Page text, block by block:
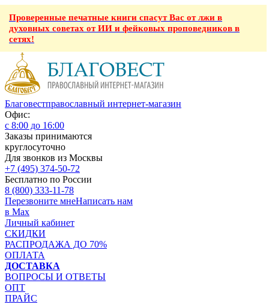
Проверенные печатные книги спасут Вас от лжи в
духовных советах от ИИ и фейковых проповедников в
сетях!
Благовестправославный интернет-магазин
Офис:
с 8:00 до 16:00
Заказы принимаются
круглосуточно
Для звонков из Москвы
+7 (495) 374-50-72
Бесплатно по России
8 (800) 333-11-78
Перезвоните мнеНаписать нам
в Max
Личный кабинет
СКИДКИ
РАСПРОДАЖА ДО 70%
ОПЛАТА
ДОСТАВКА
ВОПРОСЫ И ОТВЕТЫ
ОПТ
ПРАЙС